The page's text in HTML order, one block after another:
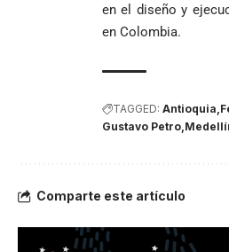
en el diseño y
en Colombia.
TAGGED: Antioquia
Gustavo Petro
Comparte este artículo